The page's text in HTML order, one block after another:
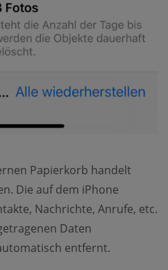
Papierkorb handelt
Die auf dem iPhone
Nachrichte, Anrufe, etc.
Daten
entfernt.